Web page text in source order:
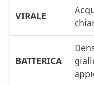
VIRALE
BATTERICA